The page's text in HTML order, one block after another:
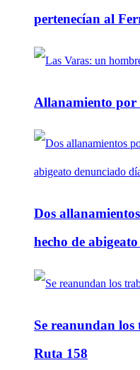
pertenecían al
Allanamiento por
Dos
hecho de
Se reanundan los
Ruta 158